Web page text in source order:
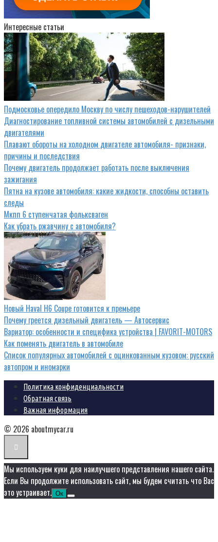
Интересные статьи
Подмосковье опередило Москву по числу пешеходов-нарушителей
Диагностирование топливной системы автомобилей с дизельными
двигателями
Плавают обороты на холодном двигателе автомобиля- признаки,
причины и последствия
Почему двигатель продолжает работать после выключения
зажигания
Пятна на кузове автомобиля: какие жидкости, способны оставить
следы
Мкпп 6 ступенчатая фольксваген
Как убрать ржавчину с автомобиля?
Новый Haval H6 Сoupe готовится к премьере
Почему греется дизельный двигатель — Автосервис
Вариатор: особенности и специфика устройства | FAVORIT-MOTORS
Как поменять двигатель в автомобиле
Список популярных автомобилей с оцинкованным кузовом: русский
автопром и иномарки
Политика конфиденциальности
Обратная связь
Важная информация
© 2026 aboutmycar.ru
Мы используем куки для наилучшего представления нашего сайта.
Если Вы продолжите использовать сайт, мы будем считать что Вас
это устраивает. Ок